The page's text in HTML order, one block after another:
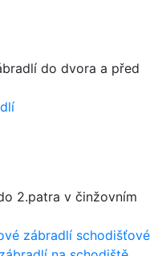
do dvora a před
2.patra v činžovním
zábradlí schodišťové